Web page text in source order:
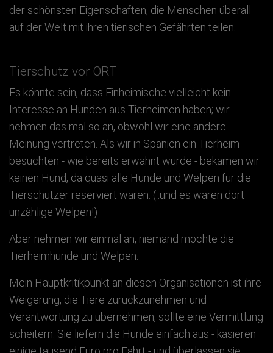
der schönsten Eigenschaften, die Menschen überall
auf der Welt mit ihren tierischen Gefährten teilen.
Tierschutz vor ORT
Es könnte sein, dass Einheimische vielleicht kein
Interesse an Hunden aus Tierheimen haben; wir
nehmen das mal so an, obwohl wir eine andere
Meinung vertreten. Als wir in Spanien ein Tierheim
besuchten - wie bereits erwähnt wurde - bekamen wir
keinen Hund, da quasi alle Hunde und Welpen für die
Tierschützer reserviert waren. (..und es waren dort
unzählige Welpen!)
Aber nehmen wir einmal an, niemand möchte die
Tierheimhunde und Welpen.
Mein Hauptkritikpunkt an diesen Organisationen ist ihre
Weigerung, die Tiere zurückzunehmen und
Verantwortung zu übernehmen, sollte eine Vermittlung
scheitern. Sie liefern die Hunde einfach aus - kasieren